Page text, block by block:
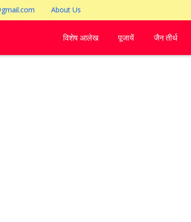
About Us
विशेष आलेख पूजायें जैन तीर्थ